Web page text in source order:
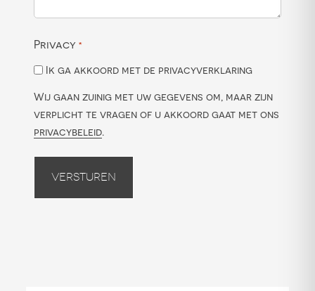
Privacy *
Ik ga akkoord met de privacyverklaring
Wij gaan zuinig met uw gegevens om, maar zijn
verplicht te vragen of u akkoord gaat met ons
privacybeleid.
Versturen